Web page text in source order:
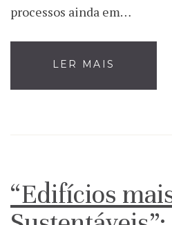
processos ainda em…
LER MAIS
“Edifícios